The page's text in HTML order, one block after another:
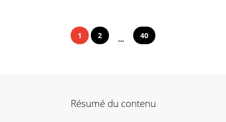
1 2 ... 40
Résumé du contenu